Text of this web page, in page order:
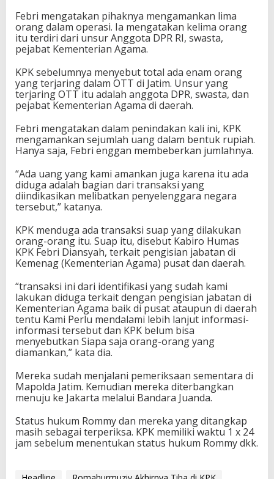
Febri mengatakan pihaknya mengamankan lima
orang dalam operasi. Ia mengatakan kelima orang
itu terdiri dari unsur Anggota DPR RI, swasta,
pejabat Kementerian Agama.
KPK sebelumnya menyebut total ada enam orang
yang terjaring dalam OTT di Jatim. Unsur yang
terjaring OTT itu adalah anggota DPR, swasta, dan
pejabat Kementerian Agama di daerah.
Febri mengatakan dalam penindakan kali ini, KPK
mengamankan sejumlah uang dalam bentuk rupiah.
Hanya saja, Febri enggan membeberkan jumlahnya.
“Ada uang yang kami amankan juga karena itu ada
diduga adalah bagian dari transaksi yang
diindikasikan melibatkan penyelenggara negara
tersebut,” katanya.
KPK menduga ada transaksi suap yang dilakukan
orang-orang itu. Suap itu, disebut Kabiro Humas
KPK Febri Diansyah, terkait pengisian jabatan di
Kemenag (Kementerian Agama) pusat dan daerah.
“transaksi ini dari identifikasi yang sudah kami
lakukan diduga terkait dengan pengisian jabatan di
Kementerian Agama baik di pusat ataupun di daerah
tentu Kami Perlu mendalami lebih lanjut informasi-
informasi tersebut dan KPK belum bisa
menyebutkan Siapa saja orang-orang yang
diamankan,” kata dia.
Mereka sudah menjalani pemeriksaan sementara di
Mapolda Jatim. Kemudian mereka diterbangkan
menuju ke Jakarta melalui Bandara Juanda.
Status hukum Rommy dan mereka yang ditangkap
masih sebagai terperiksa. KPK memiliki waktu 1 x 24
jam sebelum menentukan status hukum Rommy dkk.